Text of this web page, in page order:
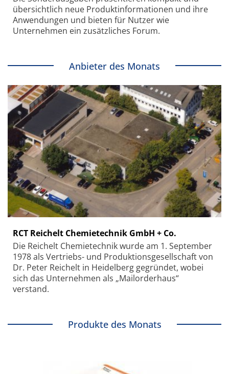
übersichtlich neue Produkt­informationen und ihre
Anwendungen und bieten für Nutzer wie
Unternehmen ein zusätzliches Forum.
Anbieter des Monats
RCT Reichelt Chemietechnik GmbH + Co.
Die Reichelt Chemietechnik wurde am 1. September
1978 als Vertriebs- und Produktionsgesellschaft von
Dr. Peter Reichelt in Heidelberg gegründet, wobei
sich das Unternehmen als „Mailorderhaus“
verstand.
Produkte des Monats